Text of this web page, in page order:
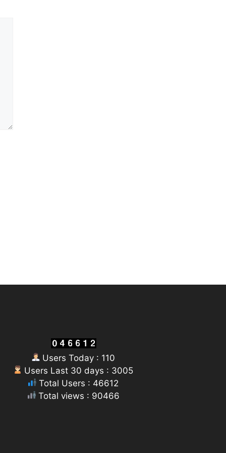
Users Today : 110
Users Last 30 days : 3005
Total Users : 46612
Total views : 90466